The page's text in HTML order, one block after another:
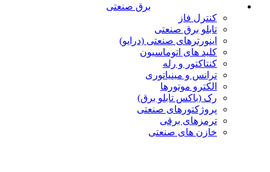
برق صنعتی
کنترل فاز
تابلو برق صنعتی
اینورترهای صنعتی (درایو)
کلید های اتوماسیون
کنتاکتور و رله
ترانس و مینیاتوری
الکترو موتورها
رک (باکس تابلو برق)
پروژکتورهای صنعتی
ترمزهای برقی
خازن های صنعتی